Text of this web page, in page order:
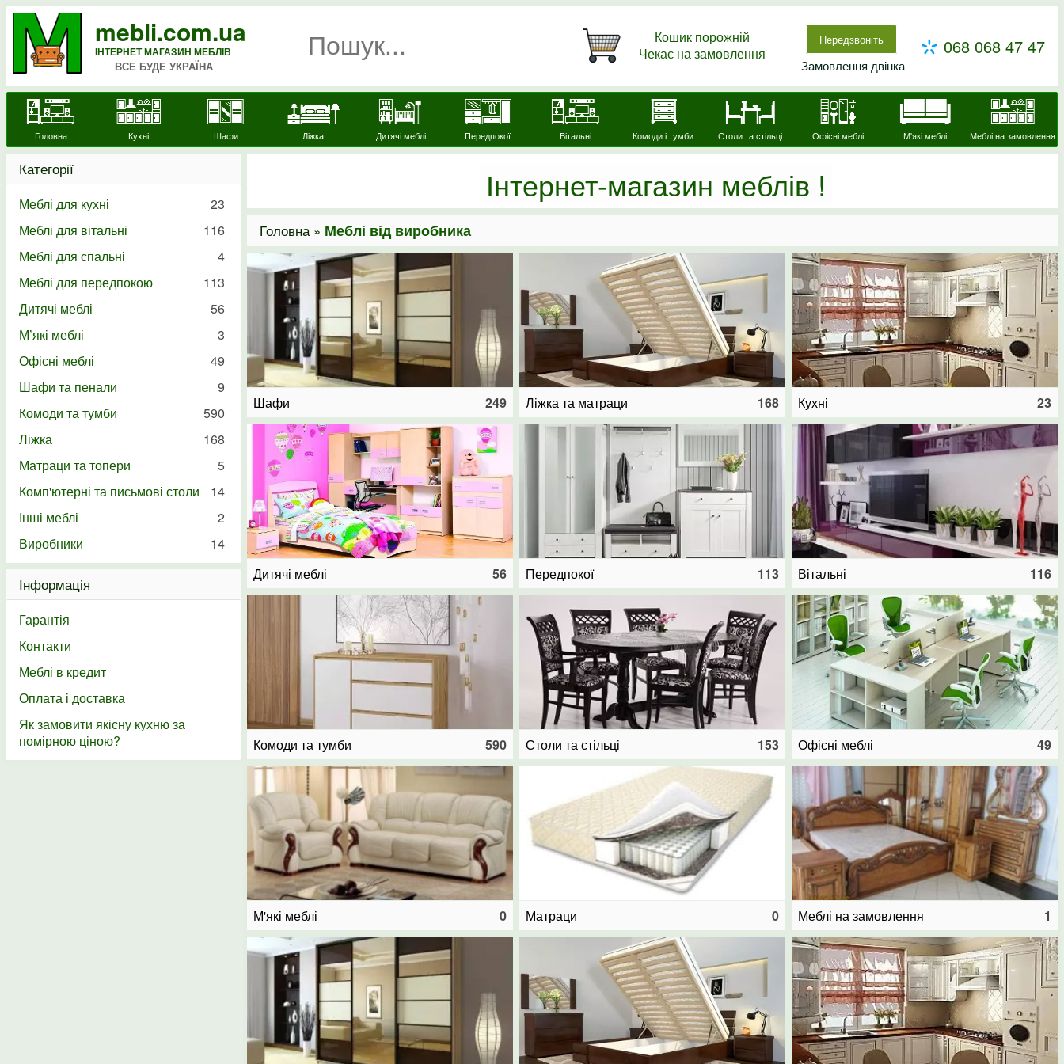
Кошик порожній
Чекає на замовлення
Передзвоніть
Замовлення двінка
068 068 47 47
mebli.com.ua
ІНТЕРНЕТ МАГАЗИН МЕБЛІВ
ВСЕ БУДЕ УКРАЇНА
Головна Кухні Шафи Ліжка Дитячі меблі Передпокої Вітальні Комоди і тумби Столи та стільці Офісні меблі М'які меблі Меблі на замовлення
Інтернет-магазин меблів !
Головна » Меблі від виробника
Шафи 249 Ліжка та матраци 168 Кухні 23
Дитячі меблі 56 Передпокої 113 Вітальні 116
Комоди та тумби 590 Столи та стільці 153 Офісні меблі 49
М'які меблі 0 Матраци 0 Меблі на замовлення 1
Категорії
Меблі для кухні
23
Меблі для вітальні
116
Меблі для спальні
4
Меблі для передпокою
113
Дитячі меблі
56
М’які меблі
3
Офісні меблі
49
Шафи та пенали
9
Комоди та тумби
590
Ліжка
168
Матраци та топери
5
Комп'ютерні та письмові столи
14
Інші меблі
2
Виробники
14
Інформація
Гарантія
Контакти
Меблі в кредит
Оплата і доставка
Як замовити якісну кухню за
помірною ціною?